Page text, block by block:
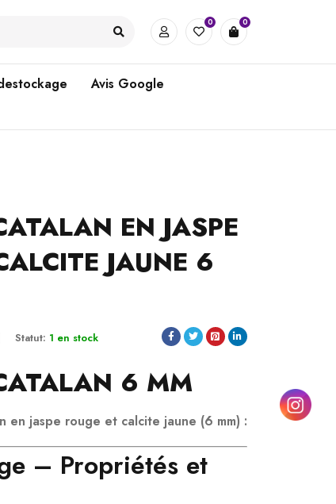
0 0
Avis Google
EN JASPE
JAUNE 6
Statut: 1 en stock
6 MM
en jaspe rouge et calcite jaune (6 mm) :
– Propriétés et